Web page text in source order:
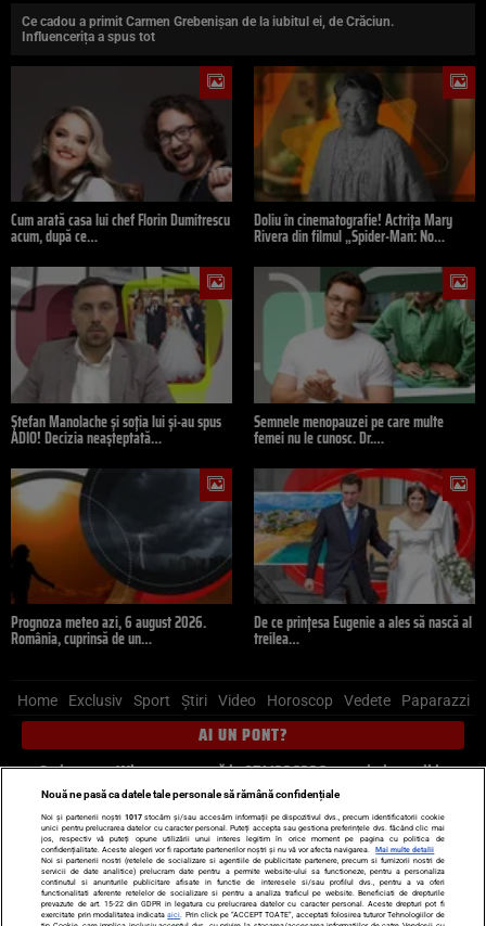
Ce cadou a primit Carmen Grebenișan de la iubitul ei, de Crăciun.
Influencerița a spus tot
Cum arată casa lui chef Florin Dumitrescu
acum, după ce…
Doliu în cinematografie! Actrița Mary
Rivera din filmul „Spider-Man: No…
Ștefan Manolache și soția lui și-au spus
ADIO! Decizia neașteptată…
Semnele menopauzei pe care multe
femei nu le cunosc. Dr.…
Prognoza meteo azi, 6 august 2026.
România, cuprinsă de un…
De ce prințesa Eugenie a ales să nască al
treilea…
Home Exclusiv Sport Știri Video Horoscop Vedete Paparazzi
AI UN PONT?
Scrie-ne pe Whatsapp, sună la 0741226226 sau trimite mail la
pont@cancan.ro
Știri interne Știri externe
Politică
Ultimele stiri
Diete Insula Iubirii Dictionar de vise
LIFE STYLE
Horoscop
Nouă ne pasă ca datele tale personale să rămână confidențiale
Noi și partenerii noștri 1017stocăm și/sau accesăm informații pe dispozitivul dvs., precum identificatorii cookie
unici pentru prelucrarea datelor cu caracter personal. Puteți accepta sau gestiona preferințele dvs. făcând clic mai
jos, respectiv vă puteți opune utilizării unui interes legitim în orice moment pe pagina cu politica de
confidențialitate. Aceste alegeri vor fi raportate partenerilor noștri și nu vă vor afecta navigarea.
Mai multe detalii
Noi si partenerii nostri (retelele de socializare si agentiile de publicitate partenere, precum si furnizorii nostri de
servicii de date analitice) prelucram date pentru a permite website-ului sa functioneze, pentru a personaliza
continutul si anunturile publicitare afisate in functie de interesele si/sau profilul dvs., pentru a va oferi
functionalitati aferente retelelor de socializare si pentru a analiza traficul pe website. Beneficiati de drepturile
prevazute de art. 15-22 din GDPR in legatura cu prelucrarea datelor cu caracter personal. Aceste drepturi pot fi
exercitate prin modalitatea indicataaici . Prin click pe “ACCEPT TOATE”, acceptati folosirea tuturor Tehnologiilor de